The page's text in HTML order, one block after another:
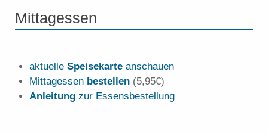
Mittagessen
aktuelle Speisekarte anschauen
Mittagessen bestellen (5,95€)
Anleitung zur Essensbestellung